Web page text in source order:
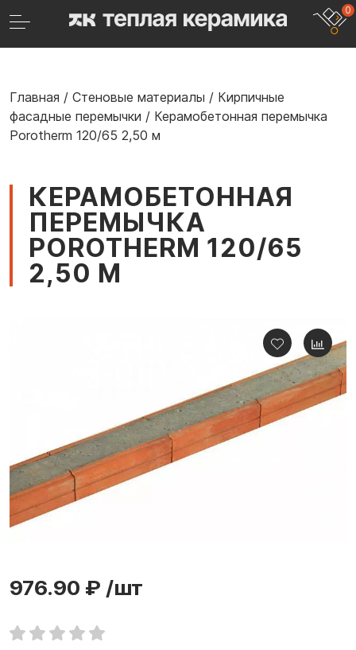
0
Главная / Стеновые материалы / Кирпичные
фасадные перемычки / Керамобетонная перемычка
Porotherm 120/65 2,50 м
КЕРАМОБЕТОННАЯ
ПЕРЕМЫЧКА
POROTHERM 120/65
2,50 М
976.90 ₽ /шт